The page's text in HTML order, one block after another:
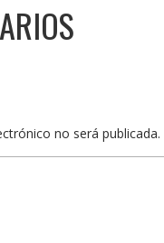
no será publicada.